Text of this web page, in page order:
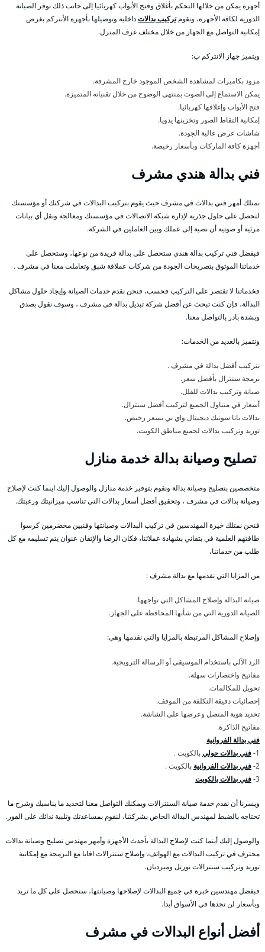
أجهزة يمكن من خلالها التحكم بأغلاق وفتح الأبواب كهربائيا إلى جانب ذلك نوفر الصيانة
الدورية لكافة الأجهزة، ونقومتركيب بدالاتداخلية وتوصيلها بأجهزة الأنتركم بغرض
إمكانية التواصل مع الجهاز من خلال مختلف غرف المنزل.
ويتميز جهاز الانتركم ب:
مزود بكاميرات لمشاهدة الشخص الموجود خارج المشرفة.
يمكن الاستماع إلى الصوت بمنتهى الوضوح من خلال تقنياته المتميزة.
فتح الأبواب وإغلاقها كهربائيا.
إمكانية التقاط الصور وتخزينها يدويا.
شاشات عرض عالية الجودة.
أجهزة كافة الماركات وبأسعار رخيصة.
فني بدالة هندي مشرف
نمتلك أمهر فني بدالات في مشرف حيث يقوم بتركيب البدالات في شركتك أو مؤسستك
لتحصل على حلول جذرية لإدارة شبكة الاتصالات في مؤسستك ومعالجة ونقل أي بيانات
مرئية أو صوتية أن نصية إلى عملك وبين العاملين في الشركة.
فبفضل فني تركيب بدالة هندي ستحصل على بدالة فريدة من نوعها، وستحصل على
خدماتنا الموثوق بتصريحات الجودة من شركات عملاقة شبق وتعاملت معنا في مشرف .
فخدماتنا لا تقتصر على التركيب فحسب، فنحن نقدم خدمات الصيانة وإيجاد حلول مشاكل
البدالة، فإن كنت تبحث عن أفضل شركة تبديل بدالة في مشرف ، وسوف نقول بصدق
وبشدة بادر بالتواصل معنا.
ونتميز بالعديد من الخدمات:
بتركيب أفضل بدالة في مشرف .
برمجة سنترال بأفضل سعر.
صيانة وتركيب بدالات للفلل.
أسعار في متناول الجميع لتركيب أفضل سنترال.
بدالات بانا سونيك ديجيتال واي بي بسعر رخيص.
توريد وتركيب بدالات لجميع مناطق الكويت.
تصليح وصيانة بدالة خدمة منازل
متخصصين بتصليح وصيانة بدالة ونقوم بتوفير خدمة منازل والوصول إليك اينما كنت لإصلاح
وصيانة بدالات في مشرف ، وتحقيق أفضل أسعار بدالات التي تناسب ميزانيتك ورغبتك.
فنحن نمتلك خيرة المهندسين في تركيب البدالات وصيانتها وفنيين مخضرمين كرسوا
طاقتهم العلمية في بتفاني بشهادة عملائنا، فكان الرضا والإتقان عنوان يتم تسليمه مع كل
طلب من خدماتنا،
من المزايا التي نقدمها مع بدالة مشرف :
صيانة البدالة وإصلاح المشاكل التي تواجهها.
الصيانة الدورية التي من شأنها المحافظة على الجهاز.
وإصلاح المشاكل المرتبطة بالمزايا والتي نقدمها وهي:
الرد الآلي باستخدام الموسيقى أو الرسالة الترويجية.
مفاتيح واختصارات سهلة.
تحويل للمكالمات.
إحصائيات دقيقة التكلفة من الموقف.
تحديد هوية المتصل وعرضها على الشاشة.
مفاتيح الذاكرة.
فني بدالة الفروانية
1- فني بدالات حوليبالكويت .
2- فني بدالات الفروانية بالكويت .
3- فني بدالات بالكويت
ويسرنا أن نقدم خدمة صيانة السنترالات ويمكنك التواصل معنا لتحديد ما يناسبك وشرح ما
تحتاجه بالضبط لمهندس البدالة الخاص بشركتنا، لنقوم بمساعدتك وتلبية ندائك على الفور.
والوصول إليك أينما كنت لإصلاح البدالة بأحدث الأجهزة وأمهر مهندس تصليح وصيانة بدالات
محترف في تركيب البدالات مع الهواتف، وإصلاح سنترالات افايا مع البرمجة مع إمكانية
توريد وتركيب سنترالات نورتل وميرديان.
فبفضل مهندسين خبرة في جميع البدالات لإصلاحها وصيانتها، ستحصل على كل ما تريد
وبأسعار لن تجدها في الأسواق أبدا.
أفضل أنواع البدالات في مشرف